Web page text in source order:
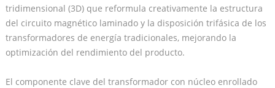
tridimensional (3D) que reformula creativamente la estructura
del circuito magnético laminado y la disposición trifásica de los
transformadores de energía tradicionales, mejorando la
optimización del rendimiento del producto.
El componente clave del transformador con núcleo enrollado